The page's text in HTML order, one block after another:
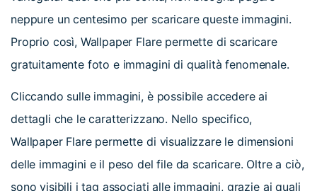
neppure un centesimo per scaricare queste immagini.
Proprio così, Wallpaper Flare permette di scaricare
gratuitamente foto e immagini di qualità fenomenale.
Cliccando sulle immagini, è possibile accedere ai
dettagli che le caratterizzano. Nello specifico,
Wallpaper Flare permette di visualizzare le dimensioni
delle immagini e il peso del file da scaricare. Oltre a ciò,
sono visibili i tag associati alle immagini, grazie ai quali